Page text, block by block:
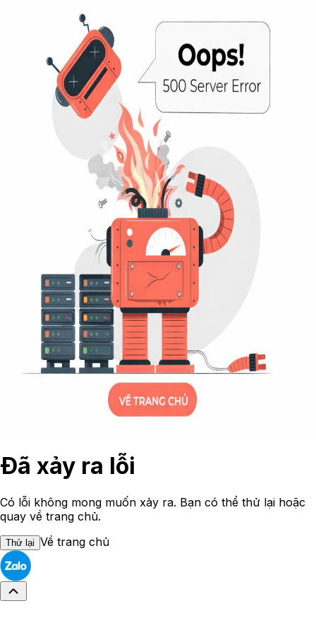
Đã xảy ra lỗi
Có lỗi không mong muốn xảy ra. Bạn có thể thử lại hoặc
quay về trang chủ.
Thử lại Về trang chủ